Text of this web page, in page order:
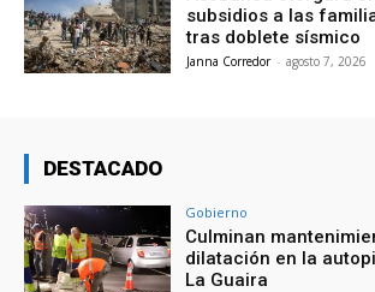
subsidios a las
tras doblete sísmico
Janna Corredor - agosto 7, 2026
DESTACADO
Gobierno
Culminan
dilatación en la
La Guaira